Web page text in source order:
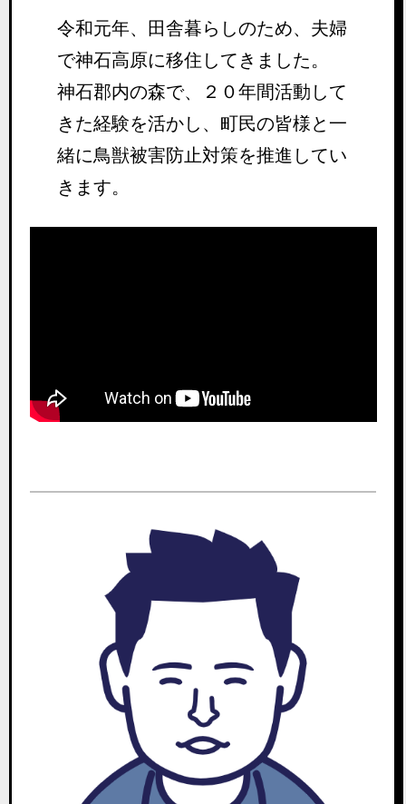
令和元年、田舎暮らしのため、夫婦
で神石高原に移住してきました。
神石郡内の森で、２０年間活動して
きた経験を活かし、町民の皆様と一
緒に鳥獣被害防止対策を推進してい
きます。